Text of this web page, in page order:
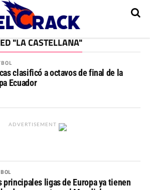
"LA CASTELLANA"
clasificó a octavos de final de la
Ecuador
ADVERTISEMENT
principales ligas de Europa ya tienen